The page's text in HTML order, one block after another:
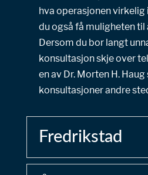
hva operasjonen virkelig
du også få muligheten til
Dersom du bor langt
konsultasjon skje over
en av Dr. Morten H.
konsultasjoner andre
Fredrikstad